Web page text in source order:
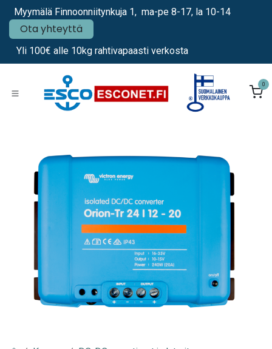
Siirry sisältöön
Myymälä Finnoonniitynkuja 1, ma-pe 8-17, la 10-14
Ota yhteyttä
Yli 100€ alle 10kg rahtivapaasti verkosta
0